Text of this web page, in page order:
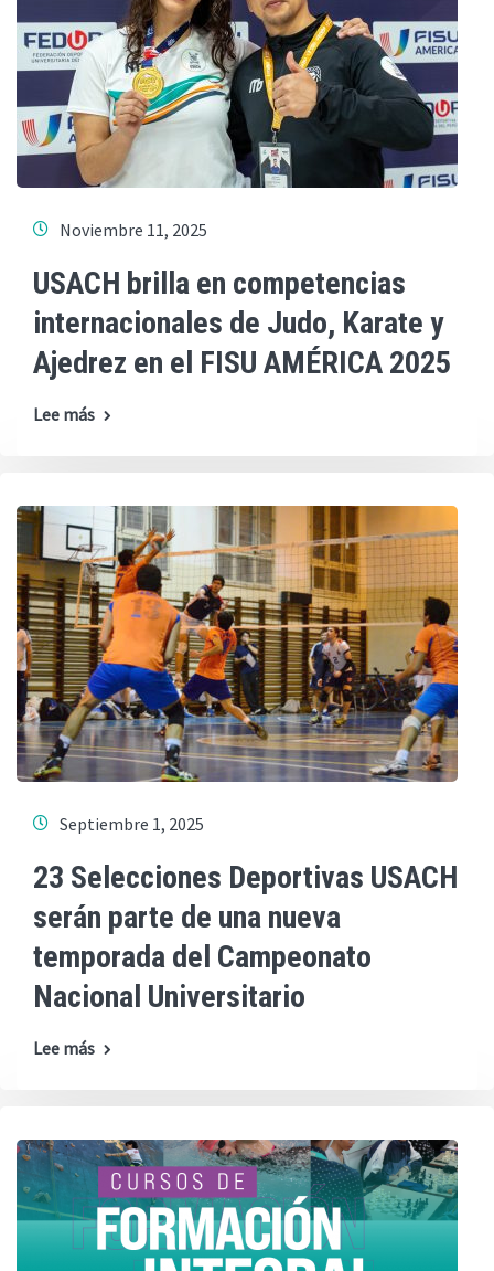
Noviembre 11, 2025
USACH brilla en competencias
internacionales de Judo, Karate y
Ajedrez en el FISU AMÉRICA 2025
Lee más
Septiembre 1, 2025
23 Selecciones Deportivas USACH
serán parte de una nueva
temporada del Campeonato
Nacional Universitario
Lee más